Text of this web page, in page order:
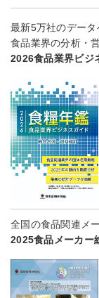
最新5万社のデータ
食品業界の分析・
2026食品業界ビジ
全国の食品関連メ
2025食品メーカー